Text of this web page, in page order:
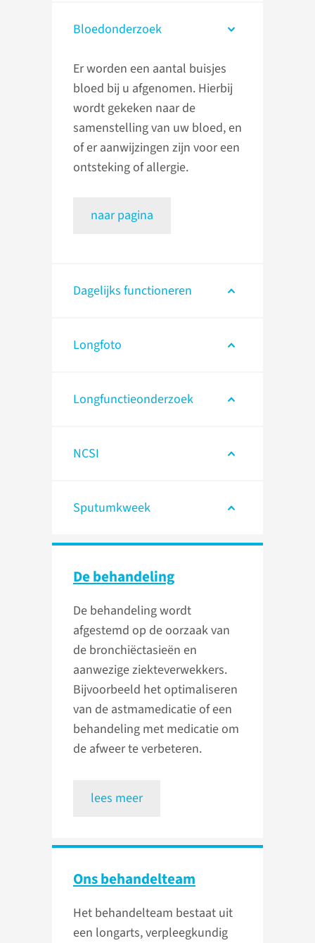
Bloedonderzoek
Er worden een aantal buisjes
bloed bij u afgenomen. Hierbij
wordt gekeken naar de
samenstelling van uw bloed, en
of er aanwijzingen zijn voor een
ontsteking of allergie.
naar pagina
Dagelijks functioneren
Longfoto
Longfunctieonderzoek
NCSI
Sputumkweek
De behandeling
De behandeling wordt
afgestemd op de oorzaak van
de bronchiëctasieën en
aanwezige ziekteverwekkers.
Bijvoorbeeld het optimaliseren
van de astmamedicatie of een
behandeling met medicatie om
de afweer te verbeteren.
lees meer
Ons behandelteam
Het behandelteam bestaat uit
een longarts, verpleegkundig